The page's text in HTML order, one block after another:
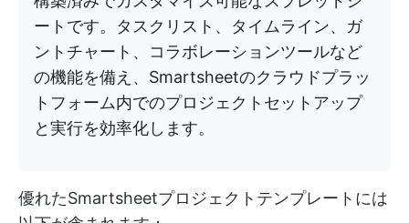
ートです。タスクリスト、タイムライン、ガ
ントチャート、コラボレーションツールなど
の機能を備え、Smartsheetのクラウドプラッ
トフォーム内でのプロジェクトセットアップ
と実行を効率化します。
優れたSmartsheetプロジェクトテンプレートには